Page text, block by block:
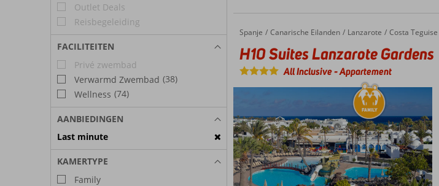
Outlet Deals
Reisbegeleiding
FACILITEITEN
Privé zwembad
Verwarmd Zwembad (38)
Wellness (74)
AANBIEDINGEN
Last minute
KAMERTYPE
Family
Home
Spanje Canarische Eilanden Lanzarote Costa Teguise
H10 Suites Lanzarote Gardens
H10 Suites Lanzarote Gardens
All Inclusive-Appartement